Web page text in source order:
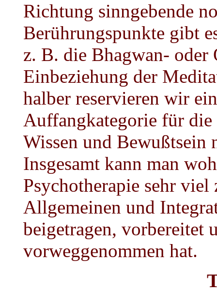
Richtung sinngebende
Berührungspunkte gibt
z. B. die Bhagwan- oder
Einbeziehung der
halber reservieren wir
Auffangkategorie für
Wissen und Bewußtsein
Insgesamt kann man
Psychotherapie sehr
Allgemeinen und
beigetragen, vorbereitet
vorweggenommen hat.